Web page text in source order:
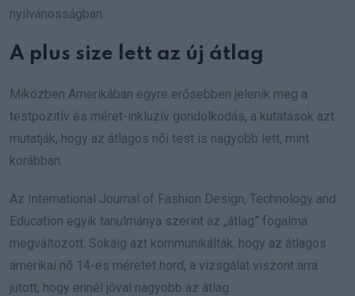
nyilvánosságban.
A plus size lett az új átlag
Miközben Amerikában egyre erősebben jelenik meg a
testpozitív és méret-inkluzív gondolkodás, a kutatások azt
mutatják, hogy az átlagos női test is nagyobb lett, mint
korábban.
Az International Journal of Fashion Design, Technology and
Education egyik tanulmánya szerint az „átlag” fogalma
megváltozott. Sokáig azt kommunikálták, hogy az átlagos
amerikai nő 14-es méretet hord, a vizsgálat viszont arra
jutott, hogy ennél jóval nagyobb az átlag.